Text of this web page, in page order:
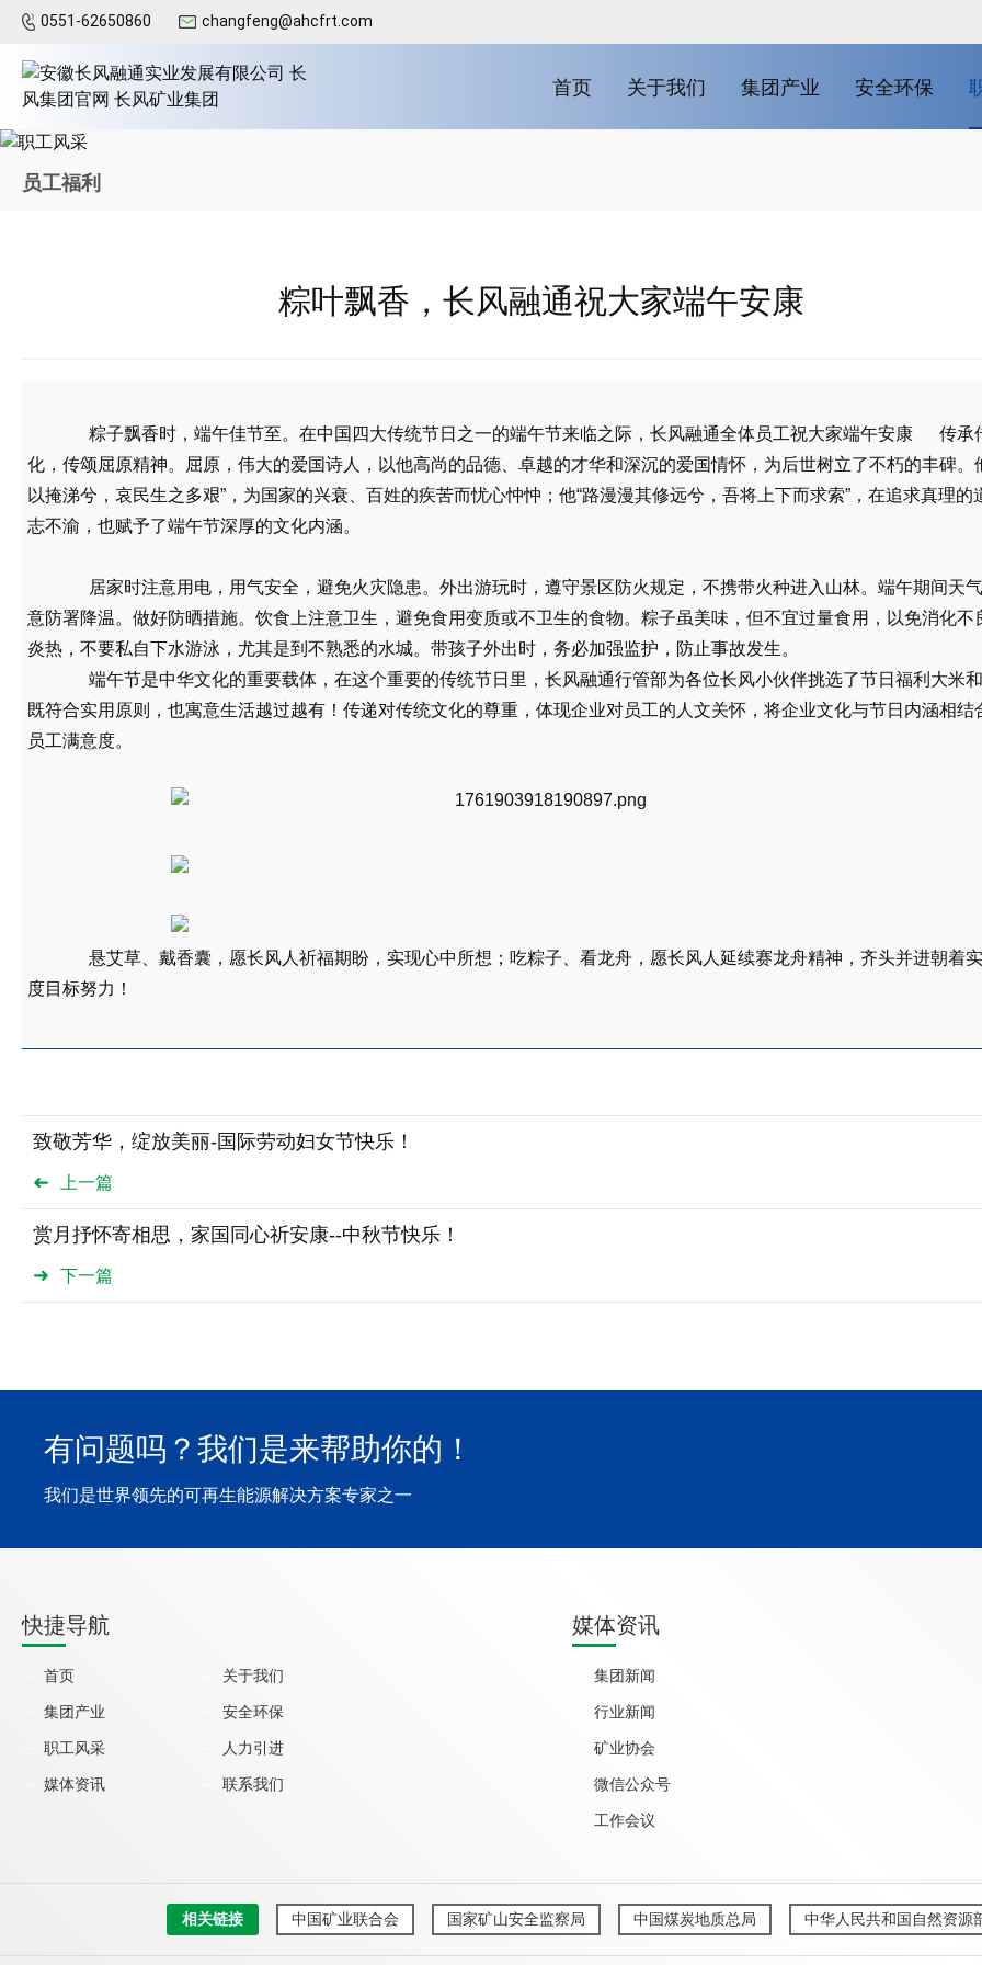
0551-62650860 changfeng@ahcfrt.com
首页 关于我们 集团产业 安全环保
员工福利
粽叶飘香，长风融通祝大家端午安康
粽子飘香时，端午佳节至。在中国四大传统节日之一的端午节来临之际，长风融通全体员工祝大家端午安康 传承
化，传颂屈原精神。屈原，伟大的爱国诗人，以他高尚的品德、卓越的才华和深沉的爱国情怀，为后世树立了不朽的丰碑。
以掩涕兮，哀民生之多艰”，为国家的兴衰、百姓的疾苦而忧心忡忡；他“路漫漫其修远兮，吾将上下而求索”，在追求真理的
志不渝，也赋予了端午节深厚的文化内涵。
居家时注意用电，用气安全，避免火灾隐患。外出游玩时，遵守景区防火规定，不携带火种进入山林。端午期间天
意防署降温。做好防晒措施。饮食上注意卫生，避免食用变质或不卫生的食物。粽子虽美味，但不宜过量食用，以免消化不
炎热，不要私自下水游泳，尤其是到不熟悉的水城。带孩子外出时，务必加强监护，防止事故发生。
端午节是中华文化的重要载体，在这个重要的传统节日里，长风融通行管部为各位长风小伙伴挑选了节日福利大米
既符合实用原则，也寓意生活越过越有！传递对传统文化的尊重，体现企业对员工的人文关怀，将企业文化与节日内涵相结
员工满意度。
悬艾草、戴香囊，愿长风人祈福期盼，实现心中所想；吃粽子、看龙舟，愿长风人延续赛龙舟精神，齐头并进朝着
度目标努力！
上一篇
致敬芳华，绽放美丽-国际劳动妇女节快乐！
下一篇
赏月抒怀寄相思，家国同心祈安康--中秋节快乐！
有问题吗？我们是来帮助你的！
我们是世界领先的可再生能源解决方案专家之一
快捷导航
首页 关于我们
集团产业 安全环保
职工风采 人力引进
媒体资讯 联系我们
媒体资讯
集团新闻
行业新闻
矿业协会
微信公众号
工作会议
相关链接 中国矿业联合会 国家矿山安全监察局 中国煤炭地质总局 中华人民共和国自然资源